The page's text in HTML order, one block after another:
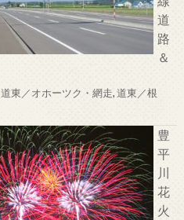
道
路
＆
道東／オホーツク・網走,道東／根
豊
平
川
花
火